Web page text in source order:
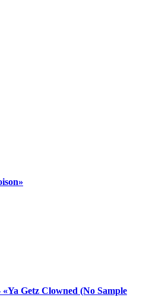
Getz Clowned (No Sample